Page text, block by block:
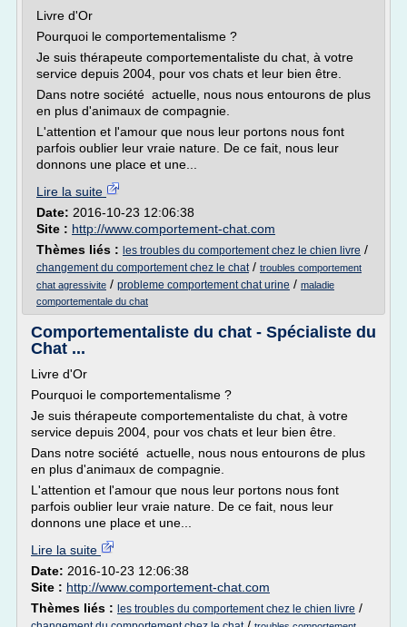
Livre d'Or
Pourquoi le comportementalisme ?
Je suis thérapeute comportementaliste du chat, à votre
service depuis 2004, pour vos chats et leur bien être.
Dans notre société actuelle, nous nous entourons de plus
en plus d'animaux de compagnie.
L'attention et l'amour que nous leur portons nous font
parfois oublier leur vraie nature. De ce fait, nous leur
donnons une place et une...
Lire la suite
Date: 2016-10-23 12:06:38
Site : http://www.comportement-chat.com
Thèmes liés : les troubles du comportement chez le chien livre /
changement du comportement chez le chat/ troubles comportement
chat agressivite / probleme comportement chat urine / maladie
comportementale du chat
Comportementaliste du chat - Spécialiste du
Chat ...
Livre d'Or
Pourquoi le comportementalisme ?
Je suis thérapeute comportementaliste du chat, à votre
service depuis 2004, pour vos chats et leur bien être.
Dans notre société actuelle, nous nous entourons de plus
en plus d'animaux de compagnie.
L'attention et l'amour que nous leur portons nous font
parfois oublier leur vraie nature. De ce fait, nous leur
donnons une place et une...
Lire la suite
Date: 2016-10-23 12:06:38
Site : http://www.comportement-chat.com
Thèmes liés : les troubles du comportement chez le chien livre /